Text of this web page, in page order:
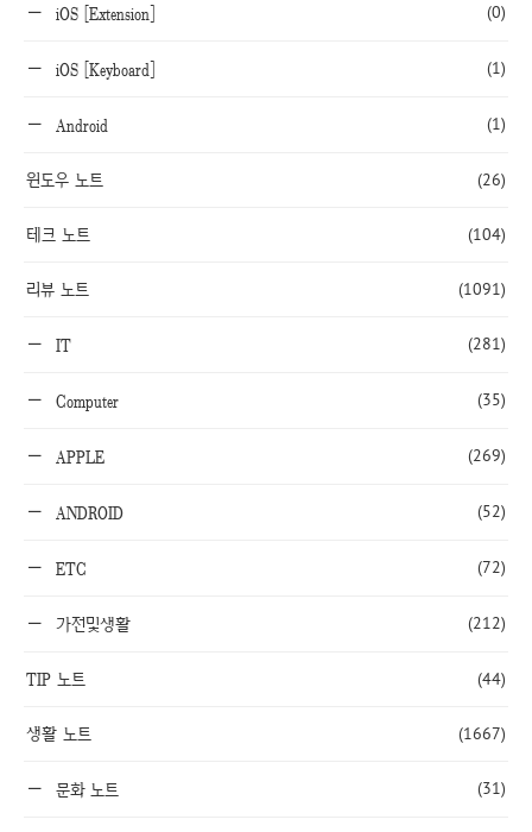
iOS [Extension] (0)
iOS [Keyboard] (1)
Android (1)
윈도우 노트 (26)
테크 노트 (104)
리뷰 노트 (1091)
IT (281)
Computer (35)
APPLE (269)
ANDROID (52)
ETC (72)
가전및생활 (212)
TIP 노트 (44)
생활 노트 (1667)
문화 노트 (31)